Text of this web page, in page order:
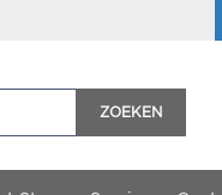
ZOEKEN